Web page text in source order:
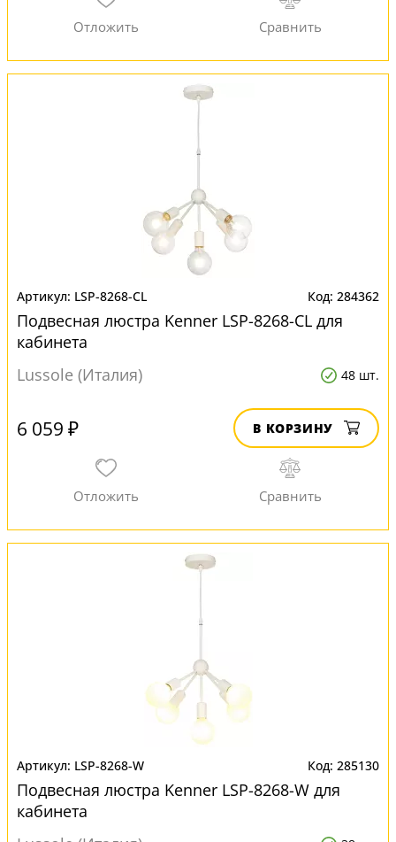
LSP-8268-CL 284362
Подвесная люстра Kenner LSP-8268-CL для
кабинета
Lussole (Италия)
48 шт.
6 059 ₽ В КОРЗИНУ
LSP-8268-W 285130
Подвесная люстра Kenner LSP-8268-W для
кабинета